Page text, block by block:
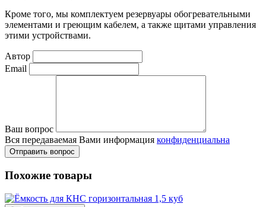
Кроме того, мы комплектуем резервуары обогревательными
элементами и греющим кабелем, а также щитами управления
этими устройствами.
Автор
Email
Ваш вопрос
Вся передаваемая Вами информация конфиденциальна
Отправить вопрос
Похожие товары